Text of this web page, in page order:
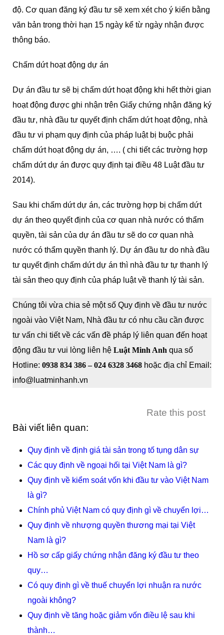
độ. Cơ quan đăng ký đầu tư sẽ xem xét cho ý kiến bằng
văn bản trong thời hạn 15 ngày kể từ ngày nhận được
thông báo.
Chấm dứt hoạt động dự án
Dự án đầu tư sẽ bị chấm dứt hoạt động khi hết thời gian
hoạt động được ghi nhận trên Giấy chứng nhận đăng ký
đầu tư, nhà đầu tư quyết định chấm dứt hoạt động, nhà
đầu tư vi phạm quy định của pháp luật bị buộc phải
chấm dứt hoạt động dự án, …. ( chi tiết các trường hợp
chấm dứt dự án được quy định tại điều 48 Luật đầu tư
2014).
Sau khi chấm dứt dự án, các trường hợp bị chấm dứt
dự án theo quyết định của cơ quan nhà nước có thẩm
quyền, tài sản của dự án đầu tư sẽ do cơ quan nhà
nước có thẩm quyền thanh lý. Dự án đầu tư do nhà đầu
tư quyết định chấm dứt dự án thì nhà đầu tư tự thanh lý
tài sản theo quy định của pháp luật về thanh lý tài sản.
Chúng tôi vừa chia sẻ một số Quy định về đầu tư nước
ngoài vào Việt Nam, Nhà đầu tư có nhu cầu cần được
tư vấn chi tiết về các vấn đề pháp lý liên quan đến hoạt
động đầu tư vui lòng liên hệ Luật Minh Anh qua số
Hotline: 0938 834 386 – 024 6328 3468 hoặc địa chỉ Email:
info@luatminhanh.vn
Rate this post
Bài viết liên quan:
Quy định về định giá tài sản trong tố tụng dân sự
Các quy định về ngoại hối tại Việt Nam là gì?
Quy định về kiểm soát vốn khi đầu tư vào Việt Nam
là gì?
Chính phủ Việt Nam có quy định gì về chuyển lợi…
Quy định về nhượng quyền thương mại tại Việt
Nam là gì?
Hồ sơ cấp giấy chứng nhận đăng ký đầu tư theo
quy…
Có quy định gì về thuế chuyển lợi nhuận ra nước
ngoài không?
Quy định về tăng hoặc giảm vốn điều lệ sau khi
thành…